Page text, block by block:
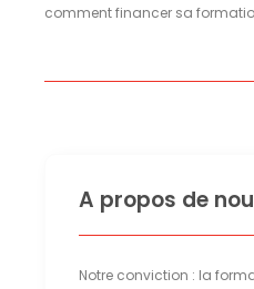
comment financer sa
A propos de
Notre conviction : la